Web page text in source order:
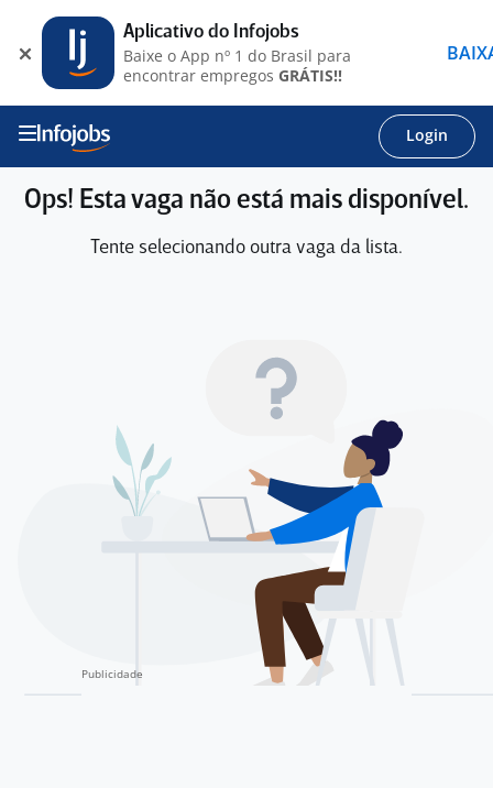
Login
Ops! Esta vaga não está mais disponível.
Tente selecionando outra vaga da lista.
Aplicativo do Infojobs
Baixe o App nº 1 do Brasil para
encontrar empregos GRÁTIS!!